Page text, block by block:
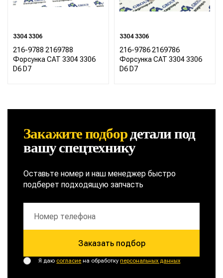
3304 3306
216-9788 2169788
Форсунка CAT 3304 3306
D6 D7
3304 3306
216-9786 2169786
Форсунка CAT 3304 3306
D6 D7
Закажите подбордеталипод
вашу спецтехнику
Оставьте номер и наш менеджер быстро
подберет подходящую запчасть
Заказать подбор
Я даю согласие на обработкуперсональных данных